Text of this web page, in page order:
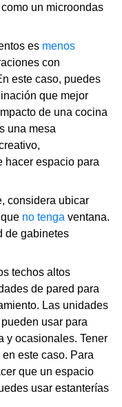
un microondas
es menos
con
este caso, puedes
que mejor
de una cocina
una mesa
hacer espacio para
considera ubicar
no tenga ventana.
de gabinetes
techos altos
de pared para
Las unidades
usar para
y ocasionales. Tener
este caso. Para
que un espacio
usar estanterías